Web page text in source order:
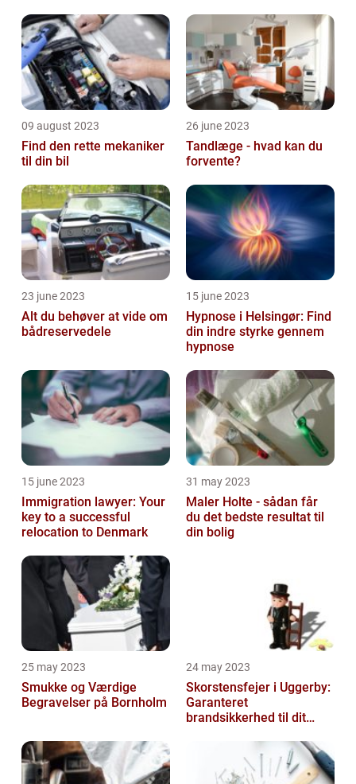
09 august 2023
Find den rette mekaniker
til din bil
26 june 2023
Tandlæge - hvad kan du
forvente?
23 june 2023
Alt du behøver at vide om
bådreservedele
15 june 2023
Hypnose i Helsingør: Find
din indre styrke gennem
hypnose
15 june 2023
Immigration lawyer: Your
key to a successful
relocation to Denmark
31 may 2023
Maler Holte - sådan får
du det bedste resultat til
din bolig
25 may 2023
Smukke og Værdige
Begravelser på Bornholm
24 may 2023
Skorstensfejer i Uggerby:
Garanteret
brandsikkerhed til dit